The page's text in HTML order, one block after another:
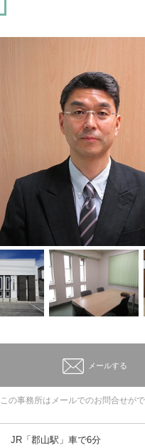
メールする
この事務所はメールでのお問合せがで
JR「郡山駅」車で6分